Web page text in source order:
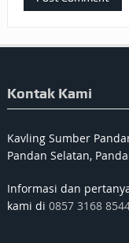
Kontak Kami
Kavling Sumber
Pandan Selatan,
Informasi dan
kami di 0857 3168